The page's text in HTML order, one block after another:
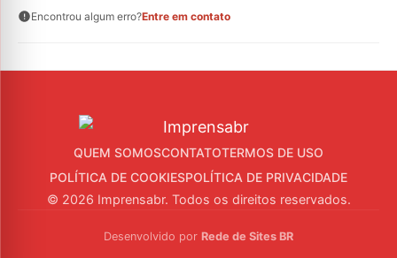
Encontrou algum erro?Entre em contato
QUEM SOMOSCONTATOTERMOS DE USO
POLÍTICA DE COOKIESPOLÍTICA DE PRIVACIDADE
© 2026 Imprensabr. Todos os direitos reservados.
Desenvolvido por Rede de Sites BR